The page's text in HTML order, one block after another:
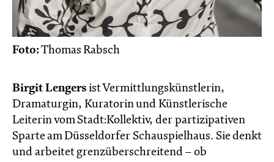
Foto:Thomas Rabsch
Birgit Lengers ist Vermittlungskünstlerin,
Dramaturgin, Kuratorin und Künstlerische
Leiterin vom Stadt:Kollektiv, der partizipativen
Sparte am Düsseldorfer Schauspielhaus. Sie denkt
und arbeitet grenzüberschreitend – ob